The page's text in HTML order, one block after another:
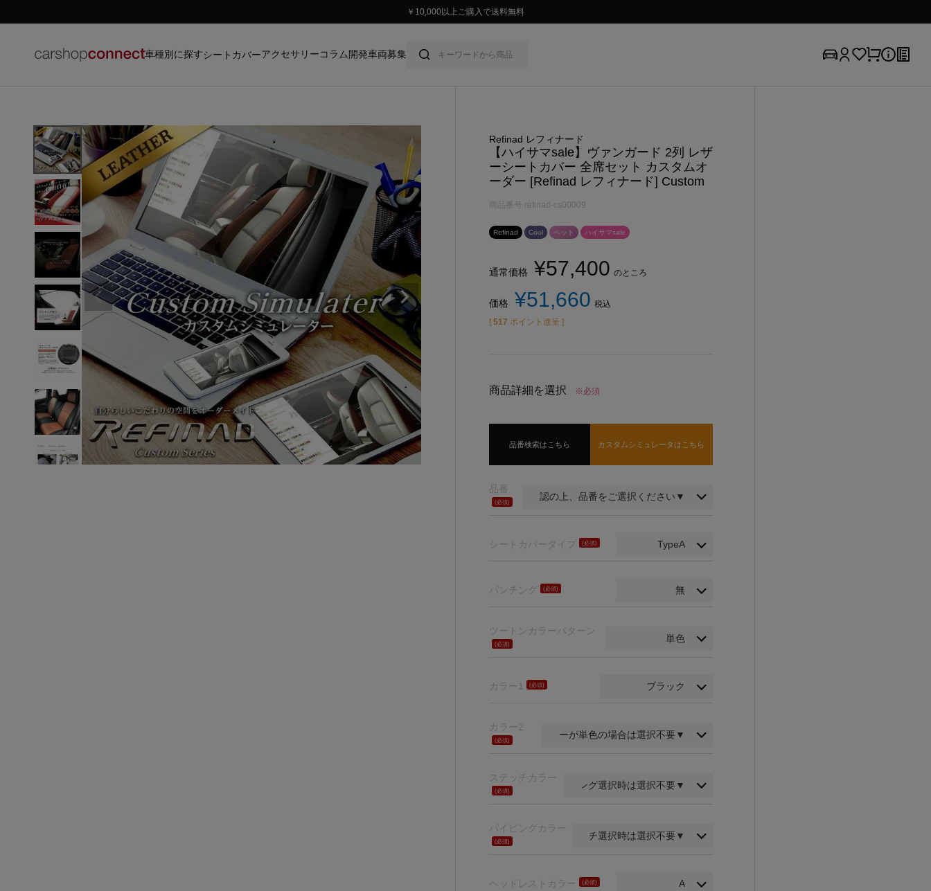
スタイリッシュに車に乗ろう。
車種別に探すシートカバーアクセサリーコラム 開発車両募集
Refinad レフィナード
【ハイサマsale】ヴァンガード 2列 レザ
ーシートカバー 全席セット カスタムオ
ーダー [Refinad レフィナード] Custom
商品番号 refinad-cs00009
Refinad Cool ペット ハイサマsale
通常価格 ¥57,400 のところ
価格 ¥51,660 税込
[ 517 ポイント進呈 ]
商品詳細を選択 ※必須
品番検索はこちら カスタムシミュレータはこちら
品番
シートカバータイプ
パンチング
ツートンカラーパターン
カラー1
カラー2
ステッチカラー
パイピングカラー
ヘッドレストカラー